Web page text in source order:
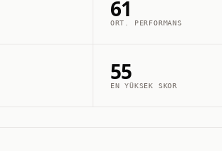
61
ORT. PERFORMANS
55
EN YÜKSEK SKOR